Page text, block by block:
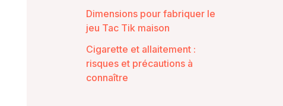
Dimensions pour fabriquer le
jeu Tac Tik maison
Cigarette et allaitement :
risques et précautions à
connaître